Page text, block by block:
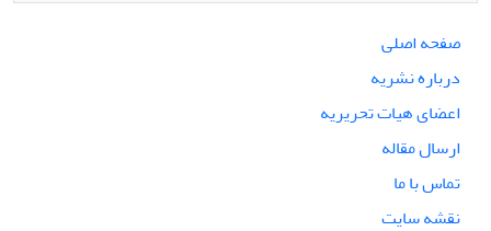
صفحه اصلی
درباره نشریه
اعضای هیات تحریریه
ارسال مقاله
تماس با ما
نقشه سایت